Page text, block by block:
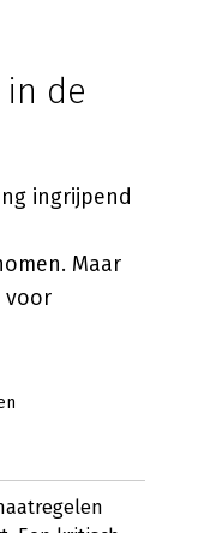
de
ingrijpend
Maar
voor